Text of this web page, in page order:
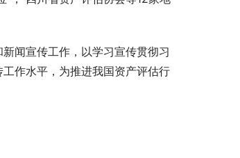
闻宣传工作，以学习宣传贯彻习
作水平，为推进我国资产评估行